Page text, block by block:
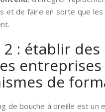
et de faire en sorte que les
2 : établir
de
de bouche à oreille est un